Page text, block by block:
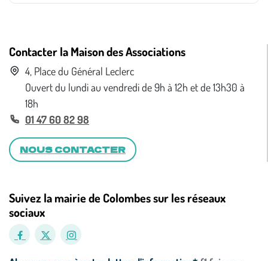
Contacter la Maison des Associations
4, Place du Général Leclerc
Ouvert du lundi au vendredi de 9h à 12h et de 13h30 à
18h
01 47 60 82 98
NOUS CONTACTER
Suivez la mairie de Colombes sur les réseaux
sociaux